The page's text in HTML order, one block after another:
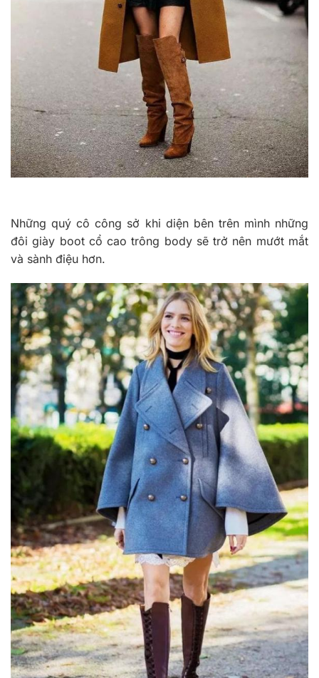
Những quý cô công sở khi diện bên trên mình những
đôi giày boot cổ cao trông body sẽ trở nên mướt mắt
và sành điệu hơn.